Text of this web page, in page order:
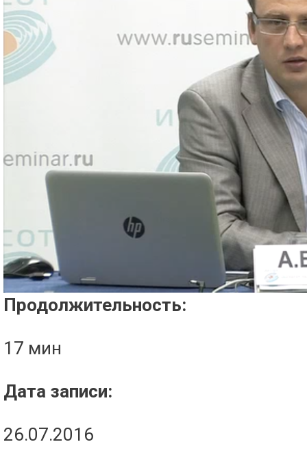
Продолжительность:
17 мин
Дата записи:
26.07.2016